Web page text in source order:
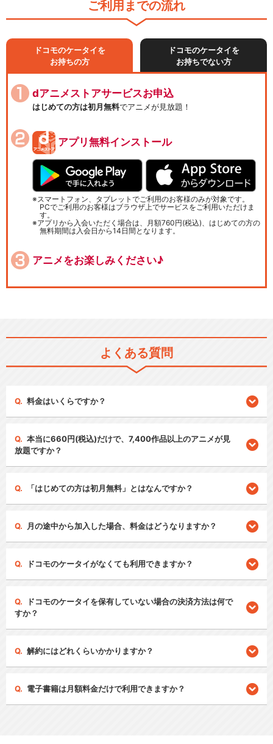
ご利用までの流れ
ドコモのケータイを
お持ちの方
ドコモのケータイを
お持ちでない方
dアニメストアサービスお申込
はじめての方は初月無料でアニメが見放題！
アプリ無料インストール
スマートフォン、タブレットでご利用のお客様のみが対象です。
PCでご利用のお客様はブラウザ上でサービスをご利用いただけま
す。
アプリから入会いただく場合は、月額760円(税込)、はじめての方の
無料期間は入会日から14日間となります。
アニメをお楽しみください♪
よくある質問
料金はいくらですか？
本当に660円(税込)だけで、7,400作品以上のアニメが見
放題ですか？
「はじめての方は初月無料」とはなんですか？
月の途中から加入した場合、料金はどうなりますか？
ドコモのケータイがなくても利用できますか？
ドコモのケータイを保有していない場合の決済方法は何で
すか？
解約にはどれくらいかかりますか？
電子書籍は月額料金だけで利用できますか？